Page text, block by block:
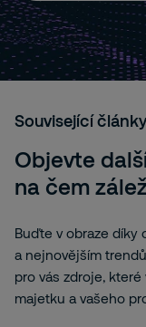
Související články
Objevte
na čem
Buďte v obraze díky
a nejnovějším
pro vás zdroje,
majetku a vašeho